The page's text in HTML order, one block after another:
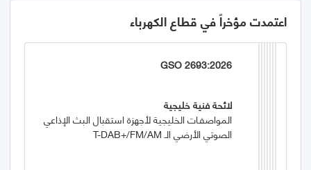
اعتمدت مؤخراً في قطاع الكهرباء
GSO 2693:2026
لائحة فنية خليجية
المواصفـات الخليجية لأجهزة استقبال البث الإذاعي
الصوتي الأرضي الـ T-DAB+/FM/AM